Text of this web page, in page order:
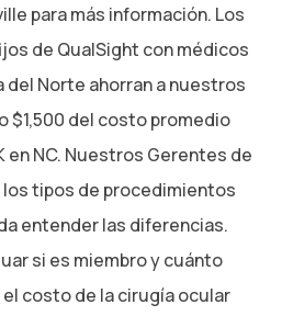
para más información. Los
de QualSight con médicos
del Norte ahorran a nuestros
$1,500 del costo promedio
en NC. Nuestros Gerentes de
tipos de procedimientos
entender las diferencias.
si es miembro y cuánto
costo de la cirugía ocular